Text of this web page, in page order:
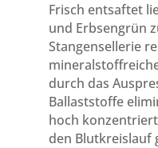
Frisch entsaftet
und Erbsengrün
Stangensellerie
durch das
Ballaststoffe
hoch
den Blutkreislauf